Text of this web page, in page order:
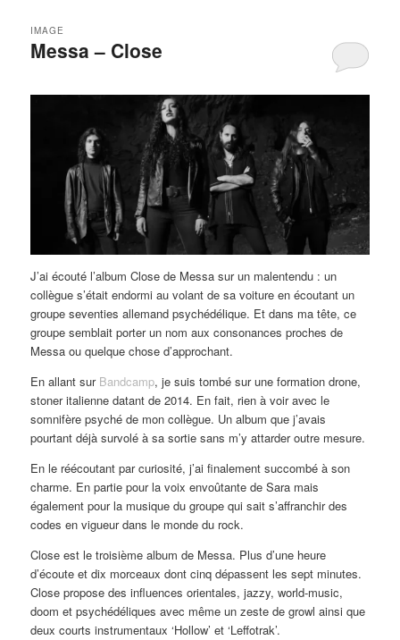
Messa – Close
IMAGE
J’ai écouté l’album Close de Messa sur un malentendu : un
collègue s’était endormi au volant de sa voiture en écoutant un
groupe seventies allemand psychédélique. Et dans ma tête, ce
groupe semblait porter un nom aux consonances proches de
Messa ou quelque chose d’approchant.
En allant sur Bandcamp, je suis tombé sur une formation drone,
stoner italienne datant de 2014. En fait, rien à voir avec le
somnifère psyché de mon collègue. Un album que j’avais
pourtant déjà survolé à sa sortie sans m’y attarder outre mesure.
En le réécoutant par curiosité, j’ai finalement succombé à son
charme. En partie pour la voix envoûtante de Sara mais
également pour la musique du groupe qui sait s’affranchir des
codes en vigueur dans le monde du rock.
Close est le troisième album de Messa. Plus d’une heure
d’écoute et dix morceaux dont cinq dépassent les sept minutes.
Close propose des influences orientales, jazzy, world-music,
doom et psychédéliques avec même un zeste de growl ainsi que
deux courts instrumentaux ‘Hollow’ et ‘Leffotrak’.